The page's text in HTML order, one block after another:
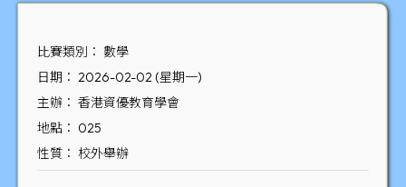
比賽類別： 數學
日期： 2026-02-02 (星期一)
主辦： 香港資優教育學會
地點： 025
性質： 校外舉辦